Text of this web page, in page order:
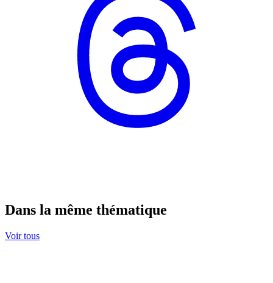
Dans la même thématique
Voir tous